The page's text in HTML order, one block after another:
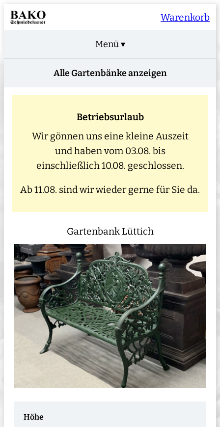
Warenkorb
Menü ▾
Alle Gartenbänke anzeigen
Betriebsurlaub
Wir gönnen uns eine kleine Auszeit
und haben vom 03.08. bis
einschließlich 10.08. geschlossen.
Ab 11.08. sind wir wieder gerne für Sie da.
Gartenbank Lüttich
Höhe